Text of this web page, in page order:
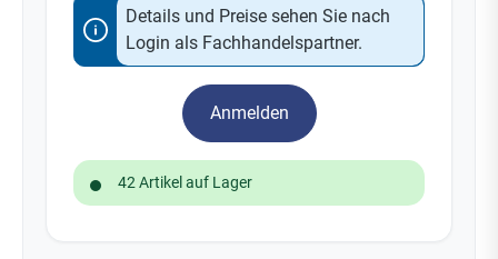
Details und Preise sehen Sie nach
Login als Fachhandelspartner.
Anmelden
42 Artikel auf Lager